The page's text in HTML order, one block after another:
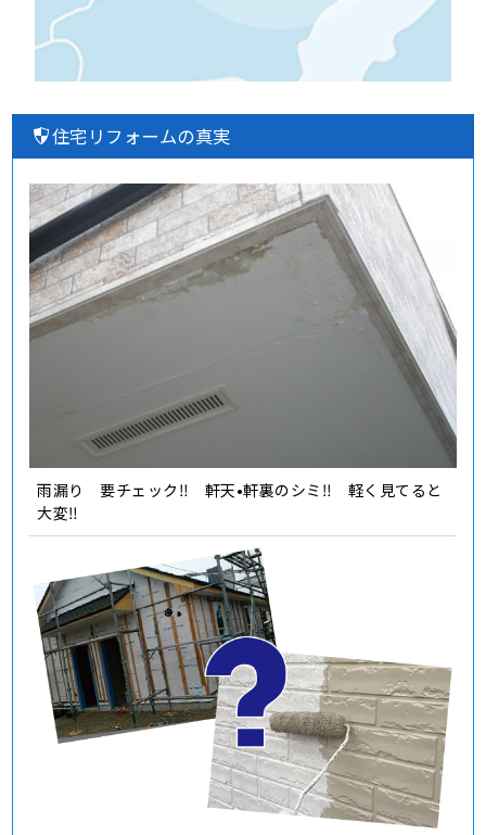
住宅リフォームの真実
雨漏り 要チェック‼️ 軒天•軒裏のシミ‼️ 軽く見てると
大変‼️